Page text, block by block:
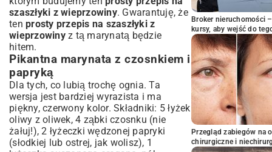
szaszłyki z wieprzowiny. Gwarantuję, że
ten prosty przepis na szaszłyki z
wieprzowinyz tą marynatą będzie
hitem.
Pikantna marynata z czosnkiem i
papryką
Dla tych, co lubią trochę ognia. Ta
wersja jest bardziej wyrazista i ma
piękny, czerwony kolor. Składniki: 5 łyżek
oliwy z oliwek, 4 ząbki czosnku (nie
żałuj!), 2 łyżeczki wędzonej papryki
(słodkiej lub ostrej, jak wolisz), 1
Broker nieruchomości
kursy, aby wejść do
Przegląd zabiegów na
chirurgiczne i